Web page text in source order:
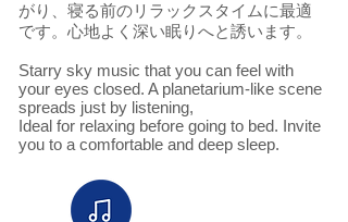
がり、寝る前のリラックスタイムに最適
です。心地よく深い眠りへと誘います。
Starry sky music that you can feel with
your eyes closed. A planetarium-like scene
spreads just by listening,
Ideal for relaxing before going to bed. Invite
you to a comfortable and deep sleep.